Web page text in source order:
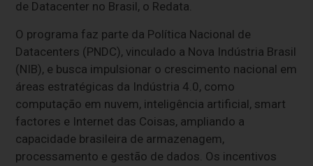
de Datacenter no Brasil, o Redata.
O programa faz parte da Política Nacional de
Datacenters (PNDC), vinculado a Nova Indústria Brasil
(NIB), e busca impulsionar o crescimento nacional em
áreas estratégicas da Indústria 4.0, como
computação em nuvem, inteligência artificial, smart
factores e Internet das Coisas, ampliando a
capacidade brasileira de armazenagem,
processamento e gestão de dados. Os incentivos